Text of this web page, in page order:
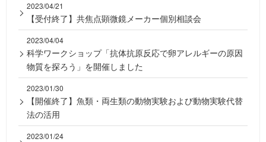
2023/04/21
【受付終了】共焦点顕微鏡メーカー個別相談会
2023/04/04
科学ワークショップ「抗体抗原反応で卵アレルギーの原因
物質を探ろう」を開催しました
2023/01/30
【開催終了】魚類・両生類の動物実験および動物実験代替
法の活用
2023/01/24